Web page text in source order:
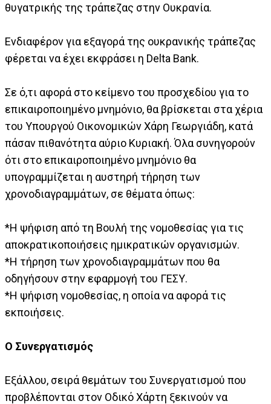
θυγατρικής της τράπεζας στην Ουκρανία.
Ενδιαφέρον για εξαγορά της ουκρανικής τράπεζας
φέρεται να έχει εκφράσει η Delta Bank.
Σε ό,τι αφορά στο κείμενο του προσχεδίου για το
επικαιροποιημένο μνημόνιο, θα βρίσκεται στα χέρια
του Υπουργού Οικονομικών Χάρη Γεωργιάδη, κατά
πάσαν πιθανότητα αύριο Κυριακή. Όλα συνηγορούν
ότι στο επικαιροποιημένο μνημόνιο θα
υπογραμμίζεται η αυστηρή τήρηση των
χρονοδιαγραμμάτων, σε θέματα όπως:
*Η ψήφιση από τη Βουλή της νομοθεσίας για τις
αποκρατικοποιήσεις ημικρατικών οργανισμών.
*Η τήρηση των χρονοδιαγραμμάτων που θα
οδηγήσουν στην εφαρμογή του ΓΕΣΥ.
*Η ψήφιση νομοθεσίας, η οποία να αφορά τις
εκποιήσεις.
Ο Συνεργατισμός
Εξάλλου, σειρά θεμάτων του Συνεργατισμού που
προβλέπονται στον Οδικό Χάρτη ξεκινούν να